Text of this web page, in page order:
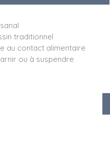
traditionnel
au contact alimentaire
ou à suspendre